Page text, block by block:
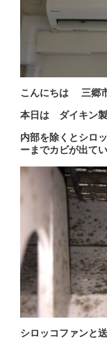
こんにちは 三郷
本日は ダイキン
内部を除くとシロ
ーまでカビが出て
シロッコファンと